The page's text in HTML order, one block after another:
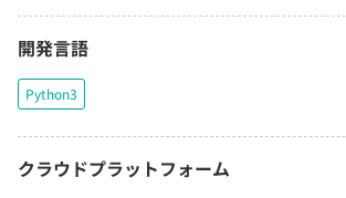
開発言語
Python3
クラウドプラットフォーム